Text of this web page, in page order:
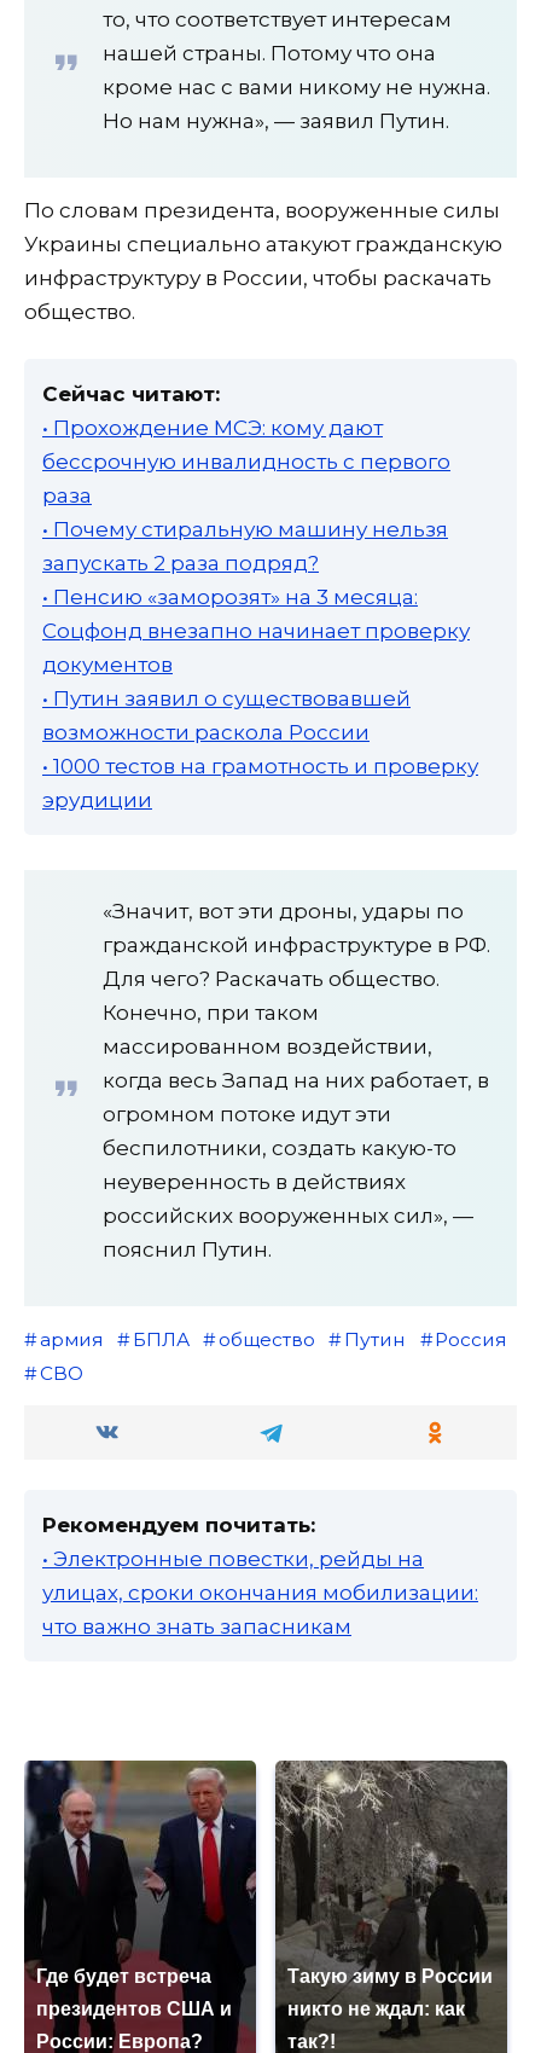
то, что соответствует интересам
нашей страны. Потому что она
кроме нас с вами никому не нужна.
Но нам нужна», — заявил Путин.
По словам президента, вооруженные силы
Украины специально атакуют гражданскую
инфраструктуру в России, чтобы раскачать
общество.
Сейчас читают:
• Прохождение МСЭ: кому дают
бессрочную инвалидность с первого
раза
• Почему стиральную машину нельзя
запускать 2 раза подряд?
• Пенсию «заморозят» на 3 месяца:
Соцфонд внезапно начинает проверку
документов
• Путин заявил о существовавшей
возможности раскола России
• 1000 тестов на грамотность и проверку
эрудиции
«Значит, вот эти дроны, удары по
гражданской инфраструктуре в РФ.
Для чего? Раскачать общество.
Конечно, при таком
массированном воздействии,
когда весь Запад на них работает, в
огромном потоке идут эти
беспилотники, создать какую-то
неуверенность в действиях
российских вооруженных сил», —
пояснил Путин.
армия БПЛА общество Путин
Россия
СВО
Рекомендуем почитать:
• Электронные повестки, рейды на
улицах, сроки окончания мобилизации:
что важно знать запасникам
Где будет встреча
президентов США и
России: Европа?
Такую зиму в России
никто не ждал: как
так?!